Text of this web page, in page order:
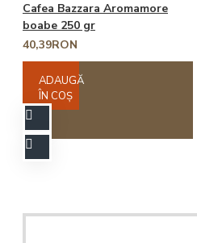
Cafea Bazzara Aromamore
boabe 250 gr
40,39RON
ADAUGĂ
ÎN COŞ